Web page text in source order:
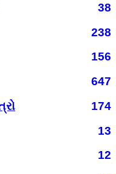
38
238
156
647
174
13
12